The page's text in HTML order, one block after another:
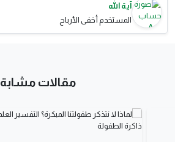
آية الله
المستخدم أخفى الأرباح
مقالات مشابة